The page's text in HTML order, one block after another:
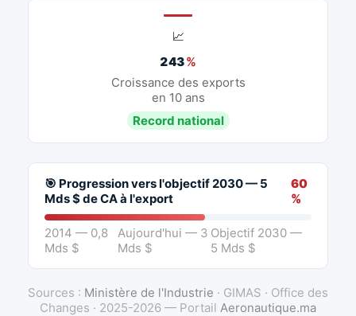
📈
243%
Croissance des exports
en 10 ans
Record national
🎯 Progression vers l'objectif 2030 — 5
Mds $ de CA à l'export
60
%
2014 — 0,8
Mds $
Aujourd'hui — 3
Mds $
Objectif 2030 —
5 Mds $
Sources : Ministère de l'Industrie · GIMAS · Office des
Changes · 2025-2026 — Portail Aeronautique.ma